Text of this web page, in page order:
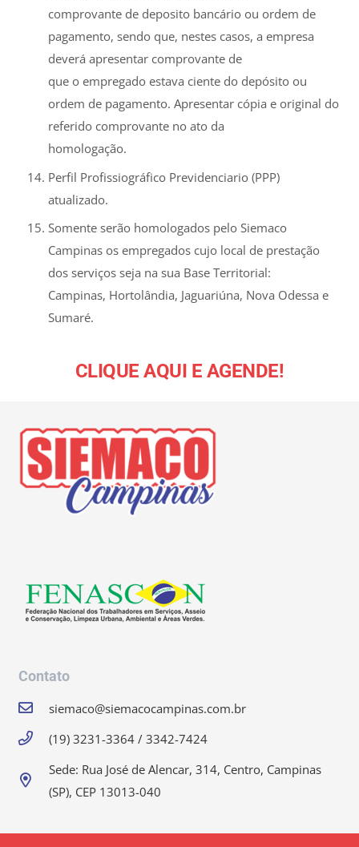
comprovante de deposito bancário ou ordem de
pagamento, sendo que, nestes casos, a empresa
deverá apresentar comprovante de
que o empregado estava ciente do depósito ou
ordem de pagamento. Apresentar cópia e original do
referido comprovante no ato da
homologação.
Perfil Profissiográfico Previdenciario (PPP)
atualizado.
Somente serão homologados pelo Siemaco
Campinas os empregados cujo local de prestação
dos serviços seja na sua Base Territorial:
Campinas, Hortolândia, Jaguariúna, Nova Odessa e
Sumaré.
CLIQUE AQUI E AGENDE!
Contato
siemaco@siemacocampinas.com.br
(19) 3231-3364 / 3342-7424
Sede: Rua José de Alencar, 314, Centro, Campinas
(SP), CEP 13013-040